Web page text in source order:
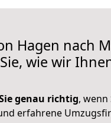
Hagen nach
wie wir
genau richtig, wenn
erfahrene